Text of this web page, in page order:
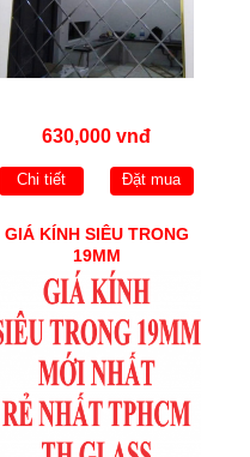
630,000 vnđ
Chi tiết Đặt mua
GIÁ KÍNH SIÊU TRONG
19MM